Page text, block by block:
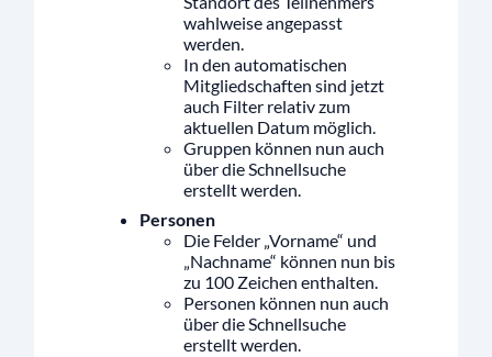
wahlweise angepasst
werden.
In den automatischen
Mitgliedschaften sind jetzt
auch Filter relativ zum
aktuellen Datum möglich.
Gruppen können nun auch
über die Schnellsuche
erstellt werden.
Personen
Die Felder „Vorname“ und
„Nachname“ können nun bis
zu 100 Zeichen enthalten.
Personen können nun auch
über die Schnellsuche
erstellt werden.